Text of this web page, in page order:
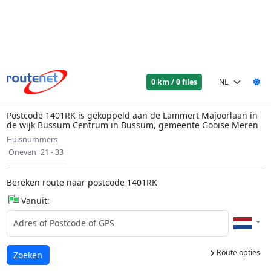
0 km / 0 files
Postcode 1401RK is gekoppeld aan de Lammert Majoorlaan in
de wijk Bussum Centrum in Bussum, gemeente Gooise Meren
Huisnummers
Oneven 21 - 33
Bereken route naar postcode 1401RK
Vanuit:
Route opties
Laden...
Zoeken